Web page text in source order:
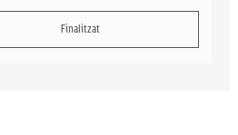
Finalitzat